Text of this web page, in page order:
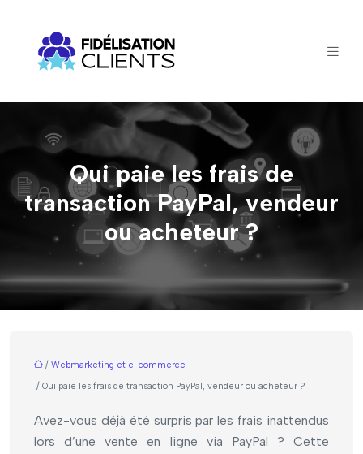
Qui paie les frais de
transaction PayPal, vendeur
ou acheteur ?
/ Webmarketing et e-commerce
/ Qui paie les frais de transaction PayPal, vendeur ou acheteur ?
Avez-vous déjà été surpris par les frais inattendus
lors d’une vente en ligne via PayPal ? Cette